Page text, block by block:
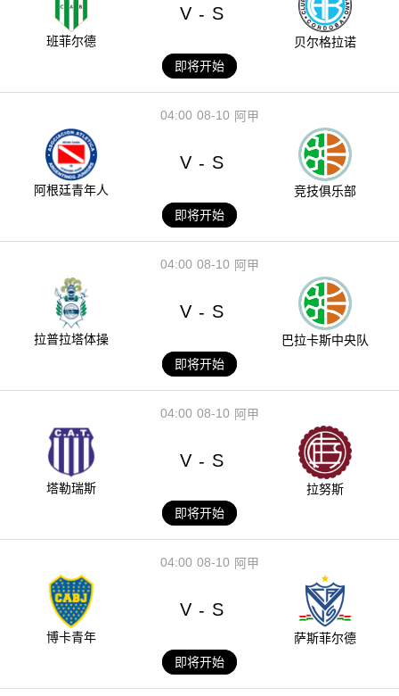
班菲尔德
V - S
贝尔格拉诺
即将开始
08-10
04:00 阿甲
阿根廷青年人
V - S
竞技俱乐部
即将开始
08-10
04:00 阿甲
拉普拉塔体操
V - S
巴拉卡斯中央队
即将开始
08-10
04:00 阿甲
塔勒瑞斯
V - S
拉努斯
即将开始
08-10
04:00 阿甲
博卡青年
V - S
萨斯菲尔德
即将开始